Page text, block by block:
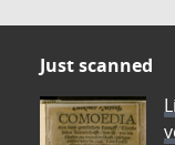
Just scanned